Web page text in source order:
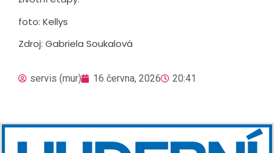
foto: Kellys
Zdroj: Gabriela Soukalová
servis (mur) 16 června, 2026 20:41